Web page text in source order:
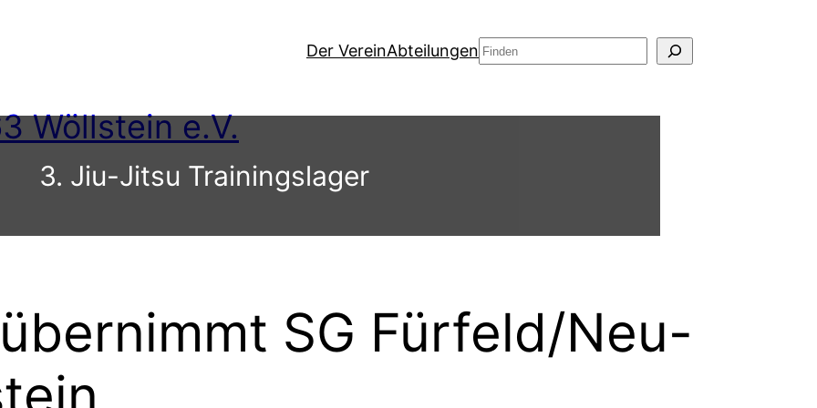
Der VereinAbteilungen Suchen
Wöllstein e.V.
3. Jiu-Jitsu Trainingslager
SG Fürfeld/Neu-